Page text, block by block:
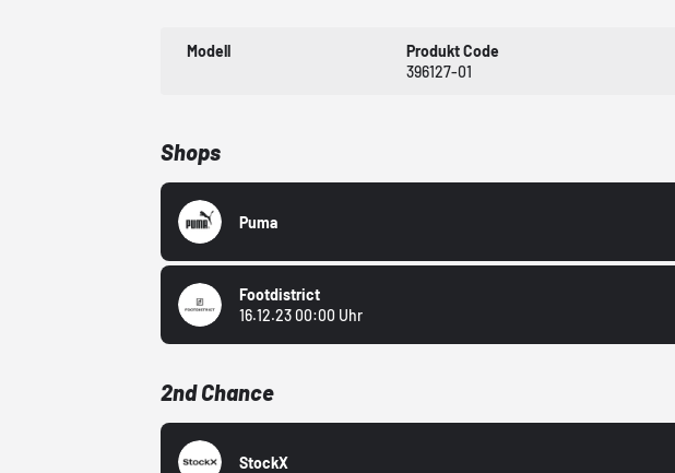
Modell
Produkt Code
396127-01
Shops
Puma
Footdistrict
16.12.23 00:00 Uhr
2nd Chance
StockX